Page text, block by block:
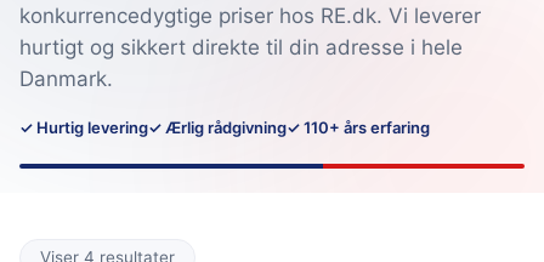
konkurrencedygtige priser hos RE.dk. Vi leverer
hurtigt og sikkert direkte til din adresse i hele
Danmark.
✓ Hurtig levering✓ Ærlig rådgivning✓ 110+ års erfaring
Viser 4 resultater